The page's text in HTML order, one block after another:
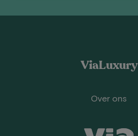
ViaLuxury
Over ons